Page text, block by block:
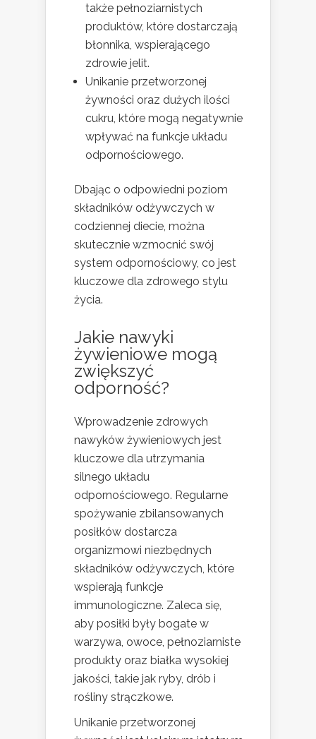
także pełnoziarnistych
produktów, które dostarczają
błonnika, wspierającego
zdrowie jelit.
Unikanie przetworzonej
żywności oraz dużych ilości
cukru, które mogą negatywnie
wpływać na funkcje układu
odpornościowego.
Dbając o odpowiedni poziom
składników odżywczych w
codziennej diecie, można
skutecznie wzmocnić swój
system odpornościowy, co jest
kluczowe dla zdrowego stylu
życia.
Jakie nawyki
żywieniowe mogą
zwiększyć
odporność?
Wprowadzenie zdrowych
nawyków żywieniowych jest
kluczowe dla utrzymania
silnego układu
odpornościowego. Regularne
spożywanie zbilansowanych
posiłków dostarcza
organizmowi niezbędnych
składników odżywczych, które
wspierają funkcje
immunologiczne. Zaleca się,
aby posiłki były bogate w
warzywa, owoce, pełnoziarniste
produkty oraz białka wysokiej
jakości, takie jak ryby, drób i
rośliny strączkowe.
Unikanie przetworzonej